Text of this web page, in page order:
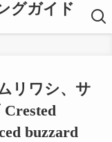
グガイド
リワシ、サ
buzzard